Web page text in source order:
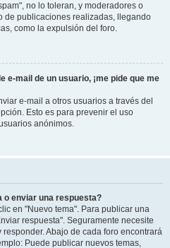
no lo toleran, y moderadores o
de publicaciones realizadas, llegando
como la expulsión del foro.
e-mail de un usuario, ¡me pide que me
e-mail a otros usuarios a través del
Esto es para prevenir el uso
anónimos.
o enviar una respuesta?
en "Nuevo tema". Para publicar una
respuesta". Seguramente necesite
Abajo de cada foro encontrará
Puede publicar nuevos temas,